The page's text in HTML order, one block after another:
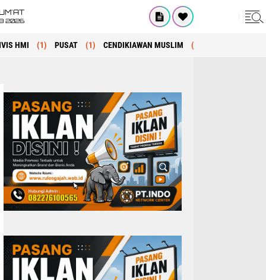
2026
HMI (1) PUSAT (1) CENDIKIAWAN MUSLIM (1)